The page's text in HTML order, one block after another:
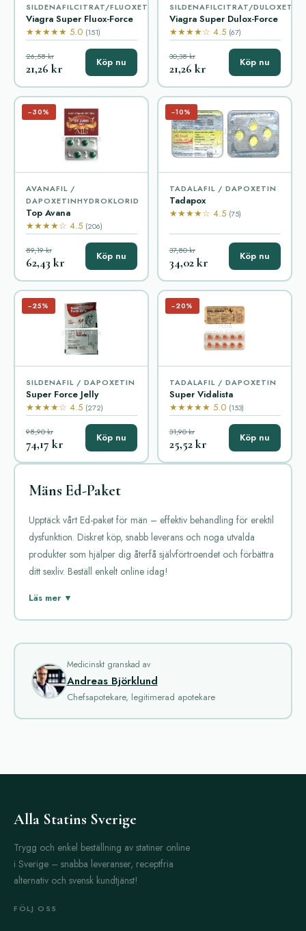
SILDENAFILCITRAT/FLUOXETIN
Viagra Super Fluox-Force
★★★★★ 5.0 (151)
26,58 kr
21,26 kr Köp nu
SILDENAFILCITRAT/DULOXETIN
Viagra Super Dulox-Force
★★★★☆ 4.5 (67)
30,38 kr
21,26 kr Köp nu
−30%
AVANAFIL /
DAPOXETINHYDROKLORID
Top Avana
★★★★☆ 4.5 (206)
89,19 kr
62,43 kr Köp nu
−10%
TADALAFIL / DAPOXETIN
Tadapox
★★★★☆ 4.5 (75)
37,80 kr
34,02 kr Köp nu
−25%
SILDENAFIL / DAPOXETIN
Super Force Jelly
★★★★☆ 4.5 (272)
98,90 kr
74,17 kr Köp nu
−20%
TADALAFIL / DAPOXETIN
Super Vidalista
★★★★★ 5.0 (153)
31,90 kr
25,52 kr Köp nu
Mäns Ed-Paket
Upptäck vårt Ed-paket för män – effektiv behandling för erektil
dysfunktion. Diskret köp, snabb leverans och noga utvalda
produkter som hjälper dig återfå självförtroendet och förbättra
ditt sexliv. Beställ enkelt online idag!
Mäns Ed-Paket är ett populärt val för dem som söker lösningar
att få och behålla en erektion. För de som lider av mild till
måttlig erektionssvikt är dessa produkter ofta en snabb och
effektiv lösning.
En av de mest använda medicinerna inom kategorin är
sildenafil. Sildenafil är den aktiva substansen i de flesta Viagra-
Effekten börjar vanligtvis inom 30 till 60 minuter och kan hålla
En annan vanlig substans i Mäns Ed-Paket är tadalafil. Tadalafil
är känd för sin längre verkanstid jämfört med sildenafil. Den
kan verka i upp till 36 timmar, vilket ger större frihet och
möjliggör spontanitet. Detta läkemedel har också bevisats vara
kan vara en extra fördel för vissa män.
Läs mer ▼
Medicinskt granskad av
Andreas Björklund
Chefsapotekare, legitimerad apotekare
Alla Statins Sverige
Trygg och enkel beställning av statiner online
i Sverige – snabba leveranser, receptfria
alternativ och svensk kundtjänst!
FÖLJ OSS